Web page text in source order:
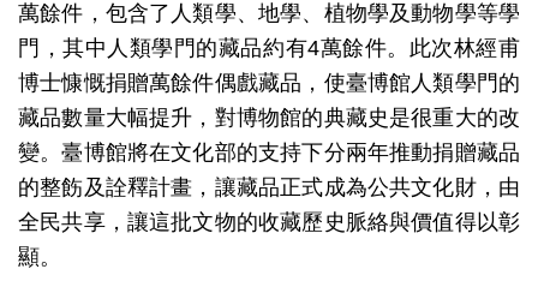
訊
隱
私
權
與
資
訊
萬餘件，包含了人類學、地學、植物學及動物學等學
門，其中人類學門的藏品約有4萬餘件。此次林經甫
博士慷慨捐贈萬餘件偶戲藏品，使臺博館人類學門的
藏品數量大幅提升，對博物館的典藏史是很重大的改
變。臺博館將在文化部的支持下分兩年推動捐贈藏品
的整飭及詮釋計畫，讓藏品正式成為公共文化財，由
全民共享，讓這批文物的收藏歷史脈絡與價值得以彰
顯。